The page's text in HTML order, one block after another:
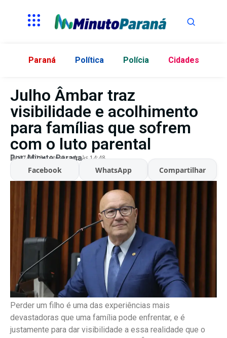
Paraná Política Polícia Cidades
Julho Âmbar traz
visibilidade e acolhimento
para famílias que sofrem
com o luto parental
Por:Minuto Parana
04/07/2026 Atualizado às 14:48
Facebook WhatsApp Compartilhar
Perder um filho é uma das experiências mais
devastadoras que uma família pode enfrentar, e é
justamente para dar visibilidade a essa realidade que o